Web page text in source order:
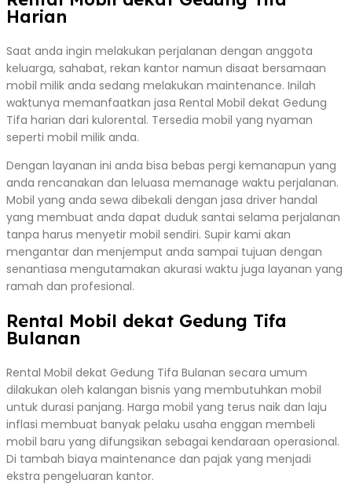
Harian
Saat anda ingin melakukan perjalanan dengan anggota
keluarga, sahabat, rekan kantor namun disaat bersamaan
mobil milik anda sedang melakukan maintenance. Inilah
waktunya memanfaatkan jasa Rental Mobil dekat Gedung
Tifa harian dari kulorental. Tersedia mobil yang nyaman
seperti mobil milik anda.
Dengan layanan ini anda bisa bebas pergi kemanapun yang
anda rencanakan dan leluasa memanage waktu perjalanan.
Mobil yang anda sewa dibekali dengan jasa driver handal
yang membuat anda dapat duduk santai selama perjalanan
tanpa harus menyetir mobil sendiri. Supir kami akan
mengantar dan menjemput anda sampai tujuan dengan
senantiasa mengutamakan akurasi waktu juga layanan yang
ramah dan profesional.
Rental Mobil dekat Gedung Tifa
Bulanan
Rental Mobil dekat Gedung Tifa Bulanan secara umum
dilakukan oleh kalangan bisnis yang membutuhkan mobil
untuk durasi panjang. Harga mobil yang terus naik dan laju
inflasi membuat banyak pelaku usaha enggan membeli
mobil baru yang difungsikan sebagai kendaraan operasional.
Di tambah biaya maintenance dan pajak yang menjadi
ekstra pengeluaran kantor.